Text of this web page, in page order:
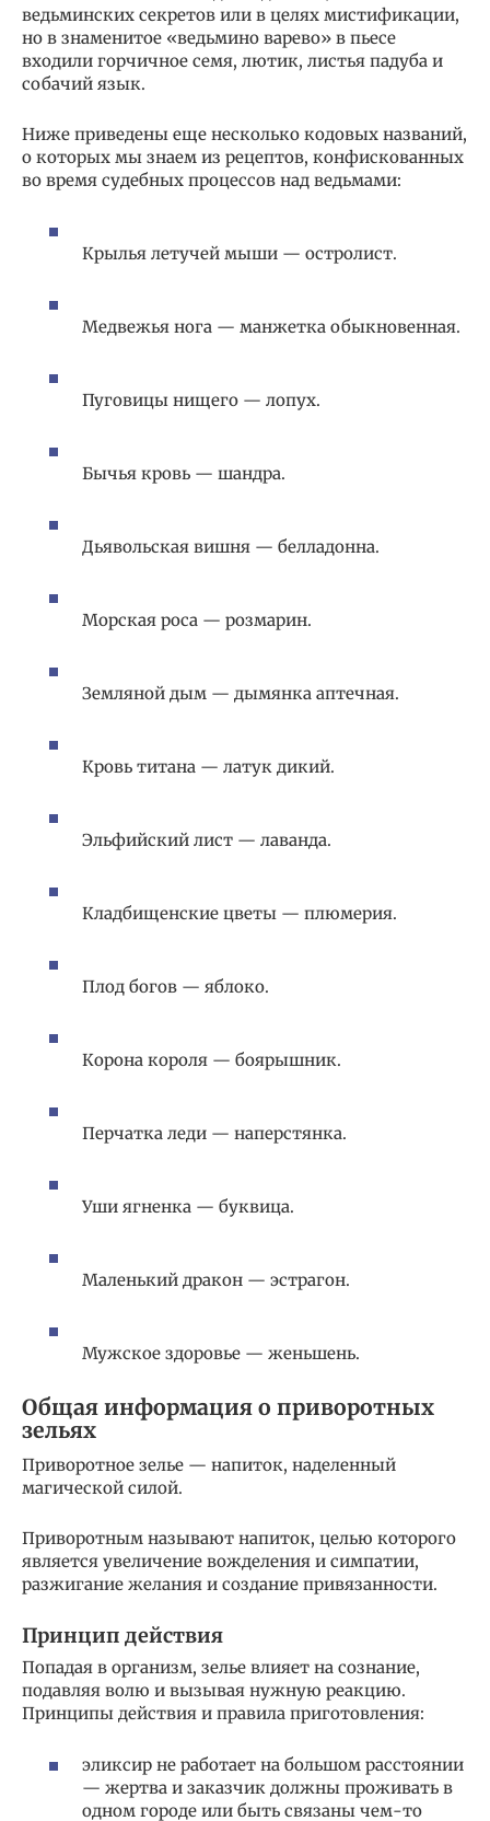
ведьминских секретов или в целях мистификации,
но в знаменитое «ведьмино варево» в пьесе
входили горчичное семя, лютик, листья падуба и
собачий язык.
Ниже приведены еще несколько кодовых названий,
о которых мы знаем из рецептов, конфискованных
во время судебных процессов над ведьмами:
Крылья летучей мыши — остролист.
Медвежья нога — манжетка обыкновенная.
Пуговицы нищего — лопух.
Бычья кровь — шандра.
Дьявольская вишня — белладонна.
Морская роса — розмарин.
Земляной дым — дымянка аптечная.
Кровь титана — латук дикий.
Эльфийский лист — лаванда.
Кладбищенские цветы — плюмерия.
Плод богов — яблоко.
Корона короля — боярышник.
Перчатка леди — наперстянка.
Уши ягненка — буквица.
Маленький дракон — эстрагон.
Мужское здоровье — женьшень.
Общая информация о приворотных
зельях
Приворотное зелье — напиток, наделенный
магической силой.
Приворотным называют напиток, целью которого
является увеличение вожделения и симпатии,
разжигание желания и создание привязанности.
Принцип действия
Попадая в организм, зелье влияет на сознание,
подавляя волю и вызывая нужную реакцию.
Принципы действия и правила приготовления:
эликсир не работает на большом расстоянии
— жертва и заказчик должны проживать в
одном городе или быть связаны чем-то